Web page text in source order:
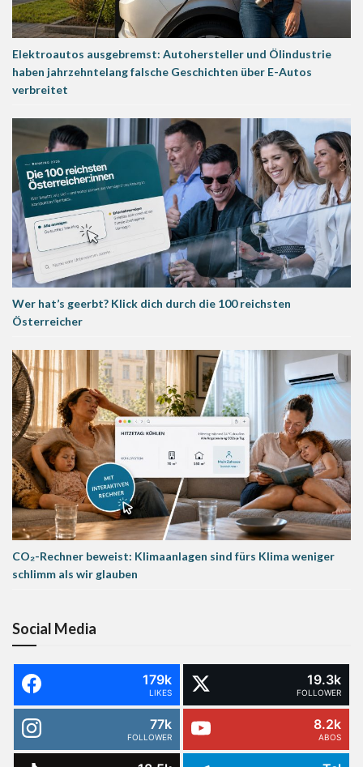
Elektroautos ausgebremst: Autohersteller und Ölindustrie
haben jahrzehntelang falsche Geschichten über E-Autos
verbreitet
Wer hat’s geerbt? Klick dich durch die 100 reichsten
Österreicher
CO₂-Rechner beweist: Klimaanlagen sind fürs Klima weniger
schlimm als wir glauben
Social Media
179k
LIKES
19.3k
FOLLOWER
77k
FOLLOWER
8.2k
ABOS